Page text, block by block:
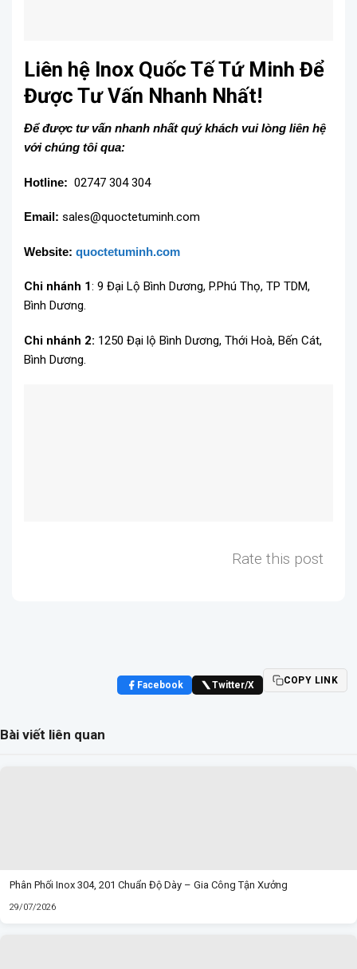
Liên hệ Inox Quốc Tế Tứ Minh Để
Được Tư Vấn Nhanh Nhất!
Để được tư vấn nhanh nhất quý khách vui lòng liên hệ
với chúng tôi qua:
Hotline: 02747 304 304
Email: sales@quoctetuminh.com
Website: quoctetuminh.com
Chi nhánh 1: 9 Đại Lộ Bình Dương, P.Phú Thọ, TP TDM,
Bình Dương.
Chi nhánh 2: 1250 Đại lộ Bình Dương, Thới Hoà, Bến Cát,
Bình Dương.
Rate this post
Facebook Twitter/X COPY LINK
Bài viết liên quan
Phân Phối Inox 304, 201 Chuẩn Độ Dày – Gia Công Tận Xưởng
29/07/2026